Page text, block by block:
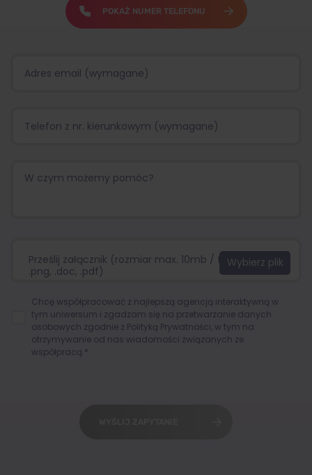
POKAŻ NUMER TELEFONU
Prześlij załącznik (rozmiar max. 10mb / format:.jpg,
.png, .doc, .pdf)
Chcę współpracować z najlepszą agencją interaktywną w
tym uniwersum i zgadzam się na przetwarzanie danych
osobowych zgodnie z Polityką Prywatności , w tym na
otrzymywanie od nas wiadomości związanych ze
współpracą.*